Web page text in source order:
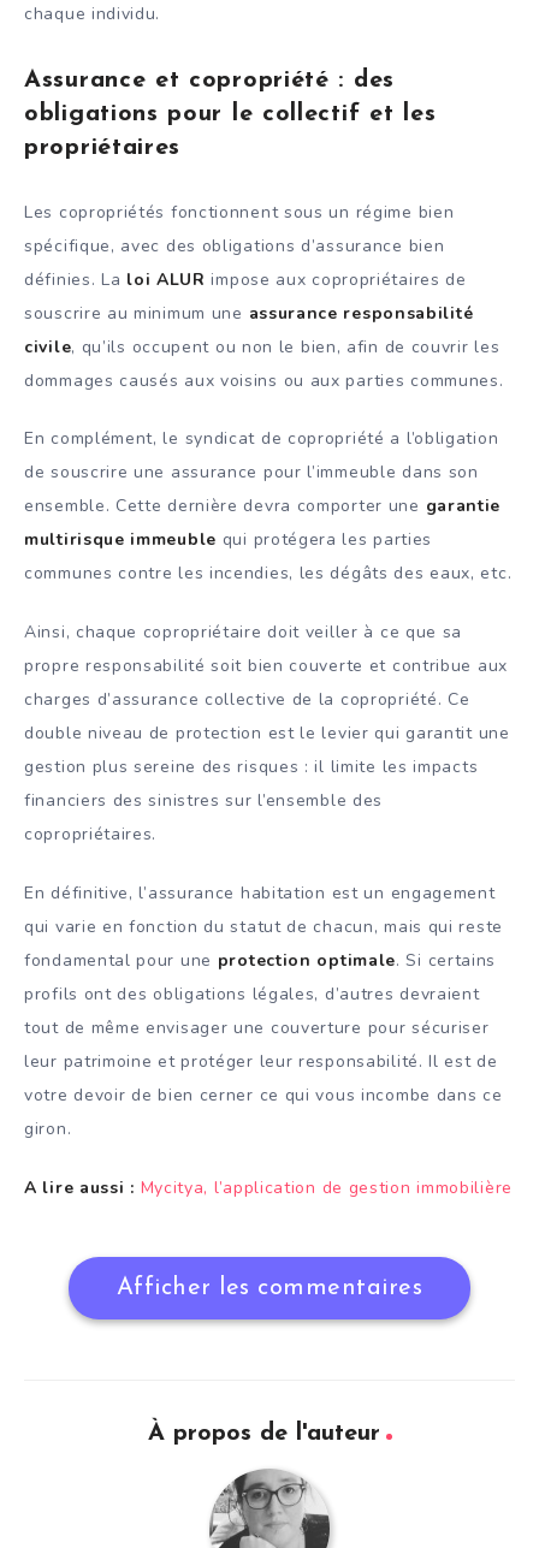
chaque individu.
Assurance et copropriété : des
obligations pour le collectif et les
propriétaires
Les copropriétés fonctionnent sous un régime bien
spécifique, avec des obligations d’assurance bien
définies. La loi ALUR impose aux copropriétaires de
souscrire au minimum une assurance responsabilité
civile, qu’ils occupent ou non le bien, afin de couvrir les
dommages causés aux voisins ou aux parties communes.
En complément, le syndicat de copropriété a l’obligation
de souscrire une assurance pour l’immeuble dans son
ensemble. Cette dernière devra comporter une garantie
multirisque immeuble qui protégera les parties
communes contre les incendies, les dégâts des eaux, etc.
Ainsi, chaque copropriétaire doit veiller à ce que sa
propre responsabilité soit bien couverte et contribue aux
charges d’assurance collective de la copropriété. Ce
double niveau de protection est le levier qui garantit une
gestion plus sereine des risques : il limite les impacts
financiers des sinistres sur l’ensemble des
copropriétaires.
En définitive, l’assurance habitation est un engagement
qui varie en fonction du statut de chacun, mais qui reste
fondamental pour une protection optimale. Si certains
profils ont des obligations légales, d’autres devraient
tout de même envisager une couverture pour sécuriser
leur patrimoine et protéger leur responsabilité. Il est de
votre devoir de bien cerner ce qui vous incombe dans ce
giron.
A lire aussi : Mycitya, l’application de gestion immobilière
Afficher les commentaires
À propos de l'auteur